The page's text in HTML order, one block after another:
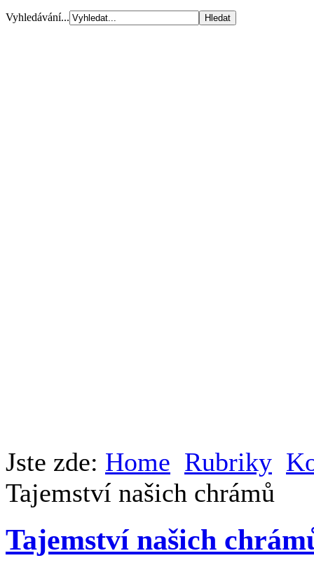
Vyhledávání...
Jste zde: Home Rubriky
Tajemství našich chrámů
Tajemství našich